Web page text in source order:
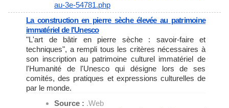
au-3e-54781.php
La construction en pierre sèche élevée au patrimoine
immatériel de l'Unesco
"L'art de bâtir en pierre sèche : savoir-faire et
techniques", a rempli tous les critères nécessaires à
son inscription au patrimoine culturel immatériel de
l'Humanité de l'Unesco qui désigne lors de ses
comités, des pratiques et expressions culturelles de
par le monde.
Source : .Web